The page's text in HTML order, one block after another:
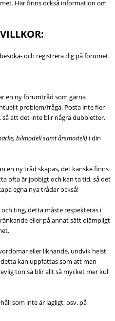
Här finns också information om
och registrera dig på forumet.
en ny forumtråd som gärna
problem/fråga. Posta inte fler
att det inte blir några dubbletter.
bilmodell samt årsmodell) i din
en ny tråd skapas, det kanske finns
ofta är jobbigt och kan ta tid, så det
egna nya trådar också!
ting, detta måste respekteras i
eller på annat sätt olämpligt
eller liknande, undvik helst
kan uppfattas som att man
ton så blir allt så mycket mer kul
som inte är lagligt, osv. på